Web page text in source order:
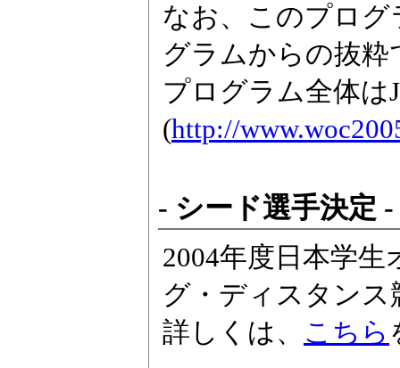
なお、このプログ
グラムからの抜粋
プログラム全体は
(http://
- シード選手決定 -
2004年度日本学
グ・ディスタン
詳しくは、 こちら